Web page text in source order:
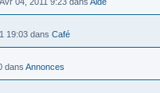
19:03 dans Café
dans Annonces